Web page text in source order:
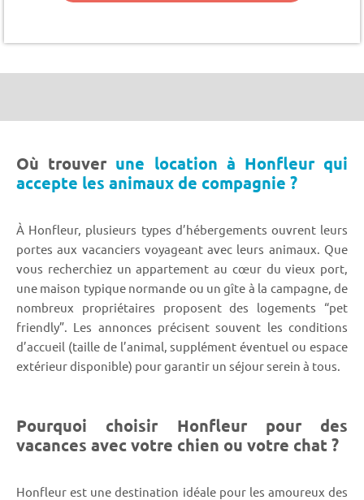
Où trouver une location à Honfleur qui
accepte les animaux de compagnie ?
À Honfleur, plusieurs types d’hébergements ouvrent leurs
portes aux vacanciers voyageant avec leurs animaux. Que
vous recherchiez un appartement au cœur du vieux port,
une maison typique normande ou un gîte à la campagne, de
nombreux propriétaires proposent des logements “pet
friendly”. Les annonces précisent souvent les conditions
d’accueil (taille de l’animal, supplément éventuel ou espace
extérieur disponible) pour garantir un séjour serein à tous.
Pourquoi choisir Honfleur pour des
vacances avec votre chien ou votre chat ?
Honfleur est une destination idéale pour les amoureux des